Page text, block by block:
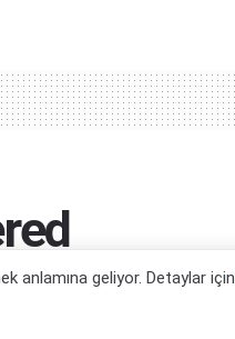
anlamına geliyor. Detaylar için